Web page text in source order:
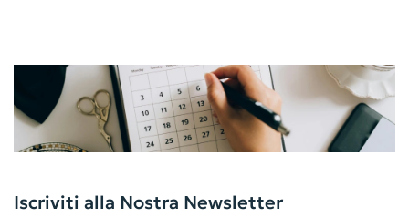
Iscriviti alla Nostra Newsletter